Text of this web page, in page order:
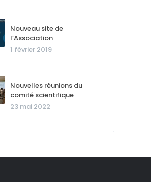
Nouveau site de
l’Association
1 février 2019
Nouvelles réunions du
comité scientifique
23 mai 2022